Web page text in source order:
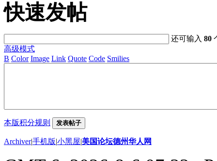
快速发帖
还可输入80
高级模式
B Color Image Link Quote Code Smilies
本版积分规则 发表帖子
Archiver|手机版|小黑屋|美国论坛德州华人网